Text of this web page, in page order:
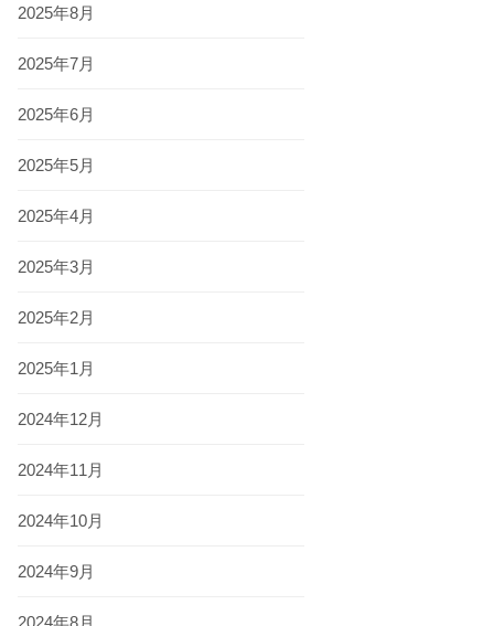
2025年8月
2025年7月
2025年6月
2025年5月
2025年4月
2025年3月
2025年2月
2025年1月
2024年12月
2024年11月
2024年10月
2024年9月
2024年8月